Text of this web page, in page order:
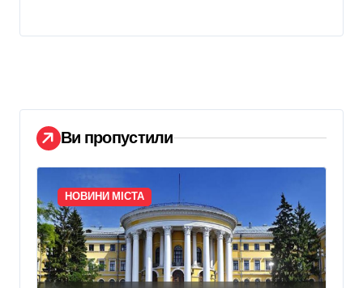
Ви пропустили
НОВИНИ МІСТА